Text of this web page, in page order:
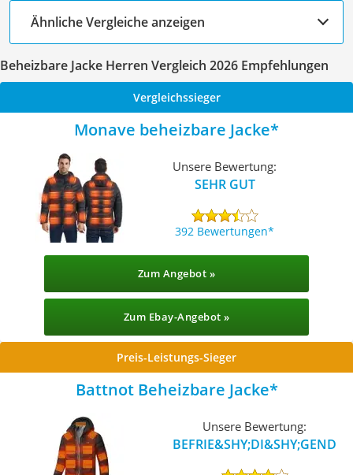
Ähnliche Vergleiche anzeigen
Beheizbare Jacke Herren Vergleich 2026 Empfehlungen
Vergleichssieger
Monave beheizbare Jacke
Unsere Bewertung:
SEHR GUT
392 Bewertungen
Zum Angebot »
Zum Ebay-Angebot »
Preis-Leistungs-Sieger
Battnot Beheizbare Jacke
Unsere Bewertung:
BEFRIE&SHY;DI&SHY;GEND